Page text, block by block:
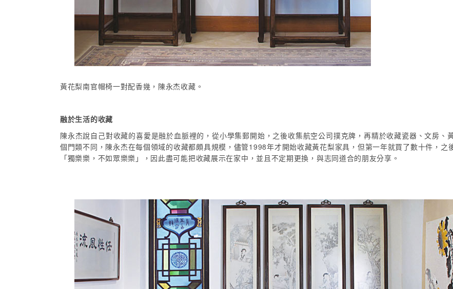
黃花梨南官帽椅一對配香幾，陳永杰收藏。
融於生活的收藏
陳永杰說自己對收藏的喜愛是融於血脈裡的，從小學集郵開始，之後收集航空公司撲克牌，再精於收藏瓷器、文房
個門類不同，陳永杰在每個領域的收藏都頗具規模，儘管1998年才開始收藏黃花梨家具，但第一年就買了數十件，
「獨樂樂，不如眾樂樂」，因此盡可能把收藏展示在家中，並且不定期更換，與志同道合的朋友分享。